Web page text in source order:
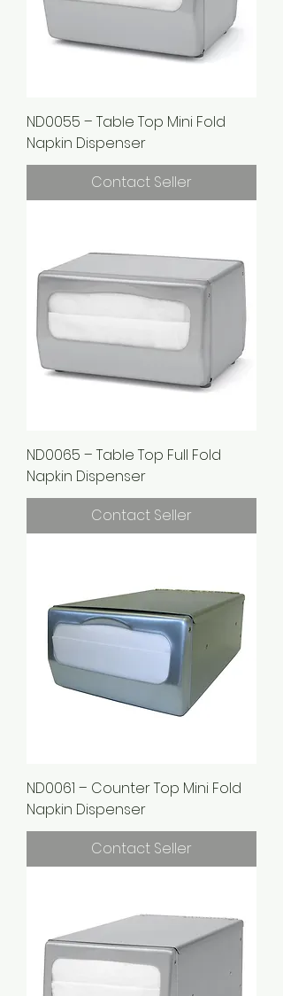
ND0055 – Table Top Mini Fold
Napkin Dispenser
Contact Seller
ND0065 – Table Top Full Fold
Napkin Dispenser
Contact Seller
ND0061 – Counter Top Mini Fold
Napkin Dispenser
Contact Seller